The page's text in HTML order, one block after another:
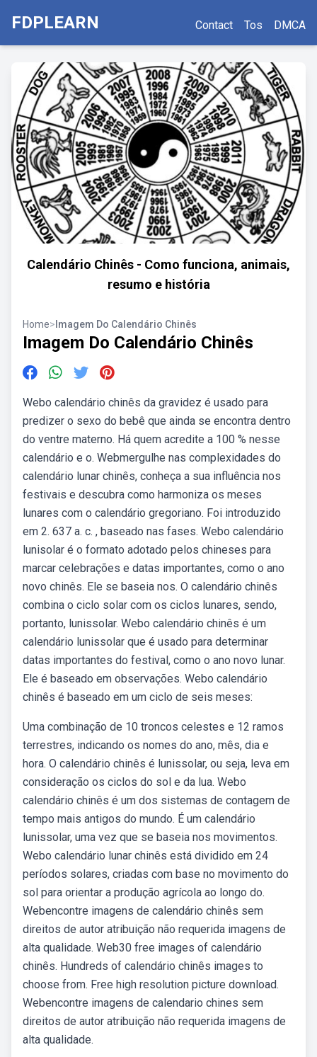
FDPLEARN Contact Tos DMCA
Calendário Chinês - Como funciona, animais,
resumo e história
Home> Imagem Do Calendário Chinês
Imagem Do Calendário Chinês
Webo calendário chinês da gravidez é usado para
predizer o sexo do bebê que ainda se encontra dentro
do ventre materno. Há quem acredite a 100 % nesse
calendário e o. Webmergulhe nas complexidades do
calendário lunar chinês, conheça a sua influência nos
festivais e descubra como harmoniza os meses
lunares com o calendário gregoriano. Foi introduzido
em 2. 637 a. c. , baseado nas fases. Webo calendário
lunisolar é o formato adotado pelos chineses para
marcar celebrações e datas importantes, como o ano
novo chinês. Ele se baseia nos. O calendário chinês
combina o ciclo solar com os ciclos lunares, sendo,
portanto, lunissolar. Webo calendário chinês é um
calendário lunissolar que é usado para determinar
datas importantes do festival, como o ano novo lunar.
Ele é baseado em observações. Webo calendário
chinês é baseado em um ciclo de seis meses:
Uma combinação de 10 troncos celestes e 12 ramos
terrestres, indicando os nomes do ano, mês, dia e
hora. O calendário chinês é lunissolar, ou seja, leva em
consideração os ciclos do sol e da lua. Webo
calendário chinês é um dos sistemas de contagem de
tempo mais antigos do mundo. É um calendário
lunissolar, uma vez que se baseia nos movimentos.
Webo calendário lunar chinês está dividido em 24
períodos solares, criadas com base no movimento do
sol para orientar a produção agrícola ao longo do.
Webencontre imagens de calendário chinês sem
direitos de autor atribuição não requerida imagens de
alta qualidade. Web30 free images of calendário
chinês. Hundreds of calendário chinês images to
choose from. Free high resolution picture download.
Webencontre imagens de calendario chines sem
direitos de autor atribuição não requerida imagens de
alta qualidade.